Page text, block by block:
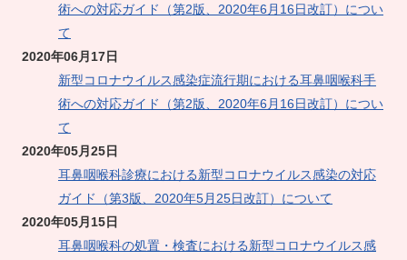
術への対応ガイド（第2版、2020年6月16日改訂）につい
て
2020年06月17日
新型コロナウイルス感染症流行期における耳鼻咽喉科手
術への対応ガイド（第2版、2020年6月16日改訂）につい
て
2020年05月25日
耳鼻咽喉科診療における新型コロナウイルス感染の対応
ガイド（第3版、2020年5月25日改訂）について
2020年05月15日
耳鼻咽喉科の処置・検査における新型コロナウイルス感